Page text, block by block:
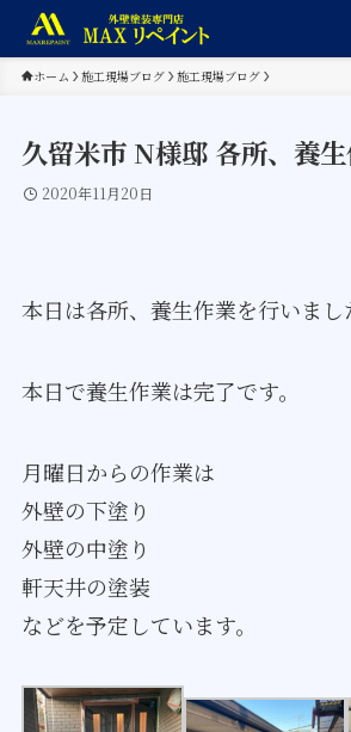
ホーム 施工現場ブログ 施工現場ブログ
久留米市 N様邸 各所、養
2020年11月20日
本日は各所、養生作業を行いまし
本日で養生作業は完了です。
月曜日からの作業は
外壁の下塗り
外壁の中塗り
軒天井の塗装
などを予定しています。